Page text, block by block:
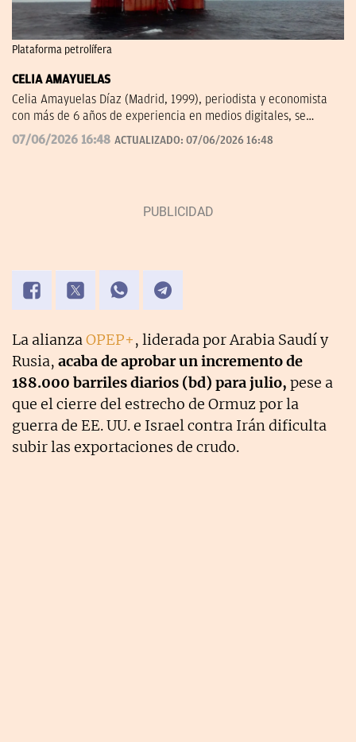
Plataforma petrolífera
CELIA AMAYUELAS
Celia Amayuelas Díaz (Madrid, 1999), periodista y economista
con más de 6 años de experiencia en medios digitales, se
incorporó a OKDIARIO en 2026 procedente de finanzas.com, 'El
Español' y Capital Radio. Puedes contactar conmigo en
07/06/2026 16:48 ACTUALIZADO: 07/06/2026 16:48
La alianzaOPEP+, liderada por Arabia Saudí y
Rusia, acaba de aprobar un incremento de
188.000 barriles diarios (bd) para julio, pese a
que el cierre del estrecho de Ormuz por la
guerra de EE. UU. e Israel contra Irán dificulta
subir las exportaciones de crudo.